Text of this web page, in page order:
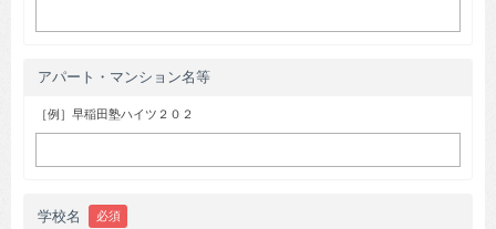
アパート・マンション名等
［例］早稲田塾ハイツ２０２
学校名 必須